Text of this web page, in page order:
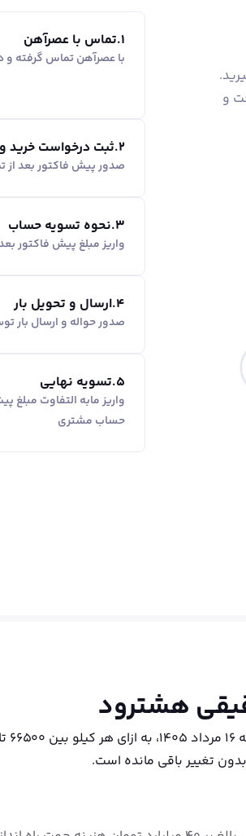
و
1
.تماس با عصرآهن
با عصرآهن تماس گرفته و
2
.ثبت درخواست خرید
صدور پیش فاکتور بعد از
3
.نحوه تسویه حساب
واریز مبلغ پیش فاکتور
4
.ارسال و تحویل بار
صدور حواله و ارسال بار
5
.تسویه نهایی
واریز مابه التفاوت
حساب مشتری
هشترود
تغییر باقی مانده است.